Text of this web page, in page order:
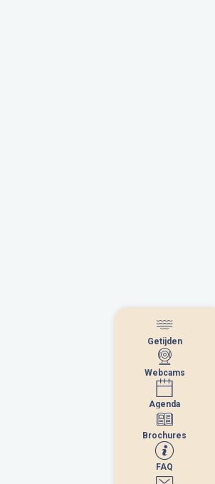
Getijden
Webcams
Agenda
Brochures
FAQ